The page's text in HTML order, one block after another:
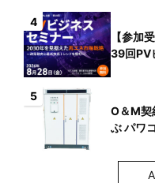
4
【参加
39回PV
5
O＆M
ぶ パワ